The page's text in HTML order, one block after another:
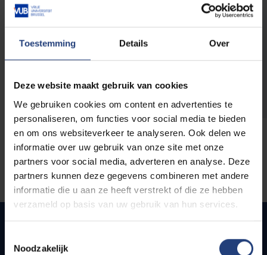
Toestemming Details Over
Deze website maakt gebruik van cookies
We gebruiken cookies om content en advertenties te
personaliseren, om functies voor social media te bieden
en om ons websiteverkeer te analyseren. Ook delen we
informatie over uw gebruik van onze site met onze
partners voor social media, adverteren en analyse. Deze
partners kunnen deze gegevens combineren met andere
informatie die u aan ze heeft verstrekt of die ze hebben
verzameld op basis van uw gebruik van hun services.
Noodzakelijk
De volledige URL van de pagina waar je de fout zag.
Snel naar